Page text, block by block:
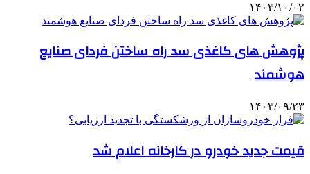
۱۴۰۳/۱۰/۰۲
پژوهش های کاغذی سد راه ساختن فردای صنایع
هوشمند
۱۴۰۳/۰۹/۲۳
قیمت جدید خودرو در کارخانه اعلام شد